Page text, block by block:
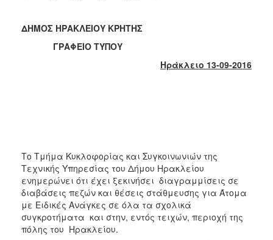
2020
2019
2012
2011
2010
2006
ΔΗΜΟΣ ΗΡΑΚΛΕΙΟΥ ΚΡΗΤΗΣ
ΓΡΑΦΕΙΟ ΤΥΠΟΥ
Ηράκλειο 13-09-2016
Το Τμήμα Κυκλοφορίας και Συγκοινωνιών της
Τεχνικής Υπηρεσίας του Δήμου Ηρακλείου
ενημερώνει ότι έχει ξεκινήσει διαγραμμίσεις σε
διαβάσεις πεζών και θέσεις στάθμευσης για Άτομα
με Ειδικές Ανάγκες σε όλα τα σχολικά
συγκροτήματα και στην, εντός τειχών, περιοχή της
πόλης του Ηρακλείου.